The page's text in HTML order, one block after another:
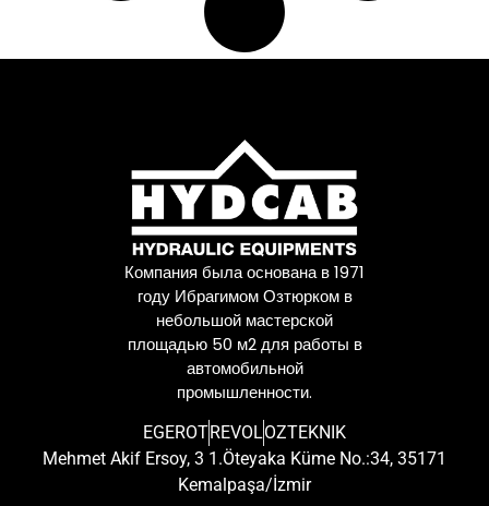
Компания была основана в 1971
году Ибрагимом Озтюрком в
небольшой мастерской
площадью 50 м2 для работы в
автомобильной
промышленности.
EGEROTREVOLOZTEKNIK
Mehmet Akif Ersoy, 3 1.Öteyaka Küme No.:34, 35171
Kemalpaşa/İzmir